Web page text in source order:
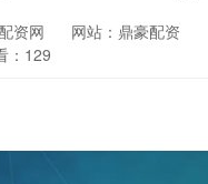
资网 网站：鼎豪配资
：129